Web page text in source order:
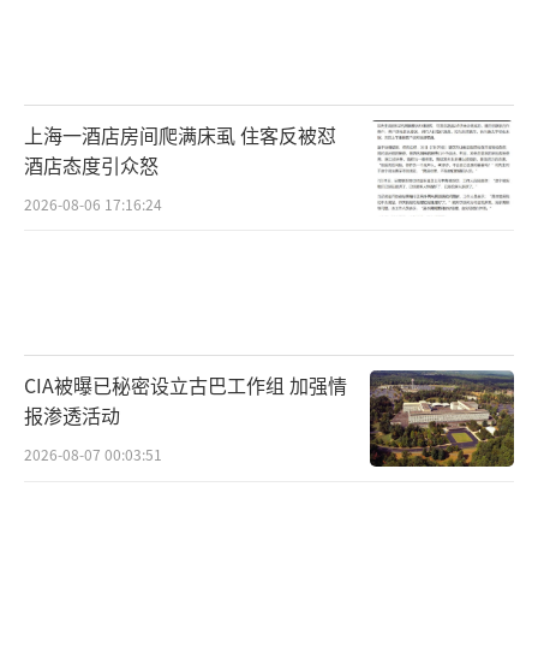
上海一酒店房间爬满床虱 住客反被怼
酒店态度引众怒
2026-08-06 17:16:24
CIA被曝已秘密设立古巴工作组 加强情
报渗透活动
2026-08-07 00:03:51